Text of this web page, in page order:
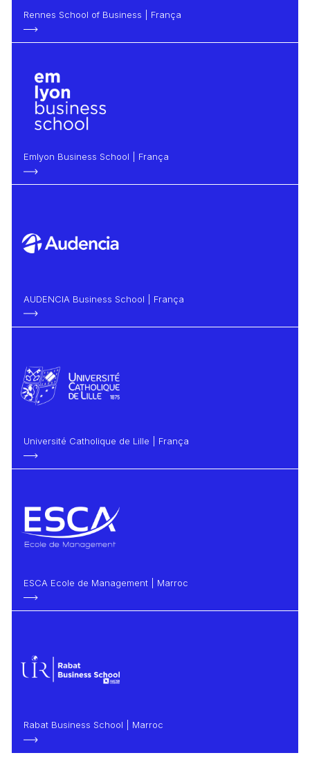
Rennes School of Business | França
Emlyon Business School | França
AUDENCIA Business School | França
Université Catholique de Lille | França
ESCA Ecole de Management | Marroc
Rabat Business School | Marroc